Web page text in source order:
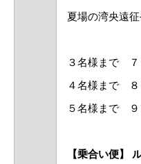
夏場の湾央遠
３名様まで
４名様まで
５名様まで
【乗合い便】